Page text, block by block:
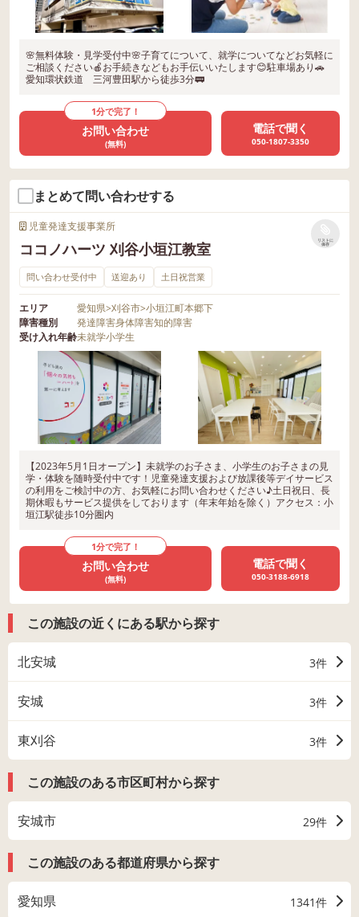
🌸無料体験・見学受付中🌸子育てについて、就学についてなどお気軽に
ご相談ください🍎お手続きなどもお手伝いいたします😊駐車場あり🚗
愛知環状鉄道 三河豊田駅から徒歩3分🚃
1分で完了！
お問い合わせ
(無料)
電話で聞く
050-1807-3350
まとめて問い合わせする
児童発達支援事業所
ココノハーツ 刈谷小垣江教室
リストに
保存
問い合わせ受付中 送迎あり 土日祝営業
エリア 愛知県>刈谷市>小垣江町本郷下
障害種別
発達障害身体障害知的障害
受け入れ年齢未就学小学生
【2023年5月1日オープン】未就学のお子さま、小学生のお子さまの見
学・体験を随時受付中です！児童発達支援および放課後等デイサービス
の利用をご検討中の方、お気軽にお問い合わせください♪土日祝日、長
期休暇もサービス提供をしております（年末年始を除く）アクセス：小
垣江駅徒歩10分圏内
1分で完了！
お問い合わせ
(無料)
電話で聞く
050-3188-6918
この施設の近くにある駅から探す
北安城 3件
安城 3件
東刈谷 3件
この施設のある市区町村から探す
安城市 29件
この施設のある都道府県から探す
愛知県 1341件